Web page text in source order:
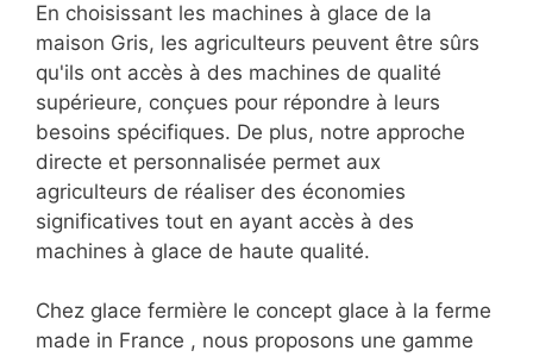
En choisissant les machines à glace de la
maison Gris, les agriculteurs peuvent être sûrs
qu'ils ont accès à des machines de qualité
supérieure, conçues pour répondre à leurs
besoins spécifiques. De plus, notre approche
directe et personnalisée permet aux
agriculteurs de réaliser des économies
significatives tout en ayant accès à des
machines à glace de haute qualité.
Chez glace fermière le concept glace à la ferme
made in France , nous proposons une gamme